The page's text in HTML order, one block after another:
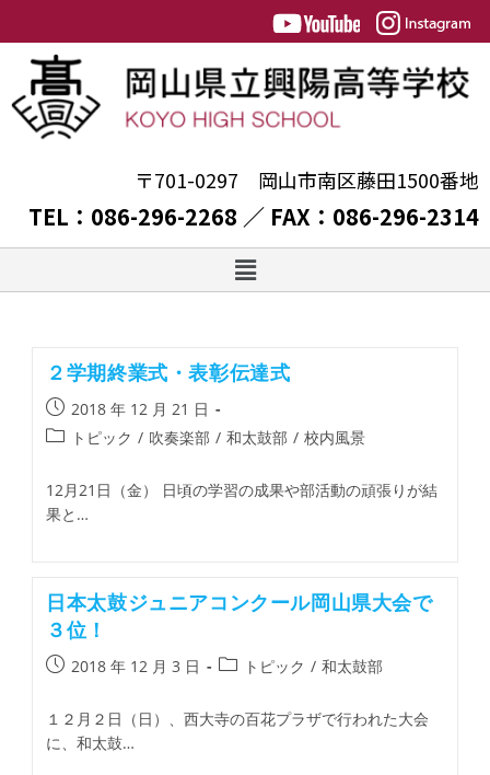
〒701-0297 岡山市南区藤田1500番地
TEL：086-296-2268 ／ FAX：086-296-2314
２学期終業式・表彰伝達式
2018 年 12 月 21 日
トピック / 吹奏楽部 / 和太鼓部 / 校内風景
12月21日（金） 日頃の学習の成果や部活動の頑張りが結
果と…
日本太鼓ジュニアコンクール岡山県大会で
３位！
2018 年 12 月 3 日 トピック / 和太鼓部
１２月２日（日）、西大寺の百花プラザで行われた大会
に、和太鼓…